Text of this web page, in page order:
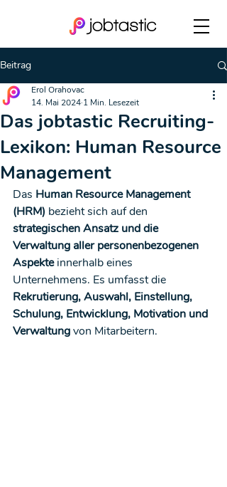
Beitrag
Das jobtastic Recruiting-
Lexikon: Human Resource
Management
Erol Orahovac
14. Mai 2024 1 Min. Lesezeit
Das Human Resource Management
(HRM) bezieht sich auf den
strategischen Ansatz und die
Verwaltung aller personenbezogenen
Aspekte innerhalb eines
Unternehmens. Es umfasst die
Rekrutierung, Auswahl, Einstellung,
Schulung, Entwicklung, Motivation und
Verwaltung von Mitarbeitern.